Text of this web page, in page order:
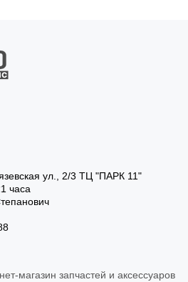
ул., 2/3 ТЦ "ПАРК 11"
часа
магазин запчастей и аксессуаров